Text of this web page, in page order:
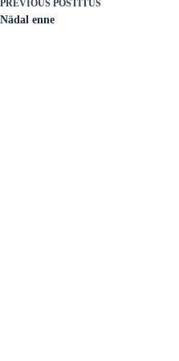
PREVIOUS POSTITUS
Nädal enne